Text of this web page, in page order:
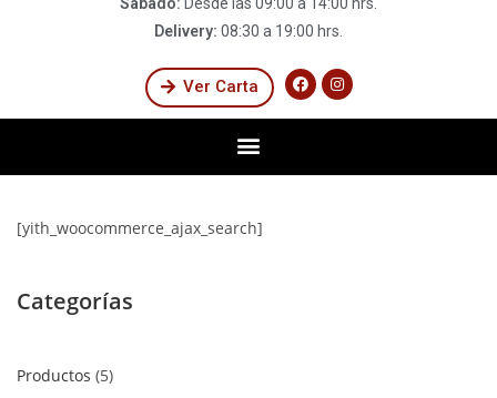
Delivery: 08:30 a 19:00 hrs.
Ver Carta
[yith_woocommerce_ajax_search]
Categorías
Productos 5